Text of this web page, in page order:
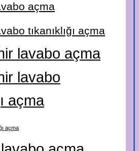
açma
tıkanıklığı açma
lavabo açma
lavabo
açma
açma